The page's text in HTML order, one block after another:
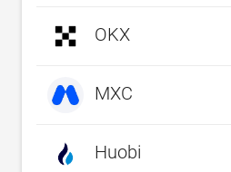
OKX
MXC
Huobi